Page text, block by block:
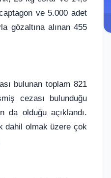
ve 5.000 adet
gözaltına alınan 455
bulunan toplam 821
cezası bulunduğu
da olduğu açıklandı.
dahil olmak üzere çok